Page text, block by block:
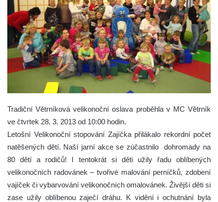
Tradiční Větrníková velikonoční oslava proběhla v MC Větrník
ve čtvrtek 28. 3. 2013 od 10:00 hodin.
Letošní Velikonoční stopování Zajíčka přilákalo rekordní počet
natěšených dětí. Naší jarní akce se zúčastnilo dohromady na
80 dětí a rodičů! I tentokrát si děti užily řadu oblíbených
velikonočních radovánek – tvořivé malování perníčků, zdobení
vajíček či vybarvování velikonočních omalovánek. Živější děti si
zase užily oblíbenou zaječí dráhu. K vidění i ochutnání byla